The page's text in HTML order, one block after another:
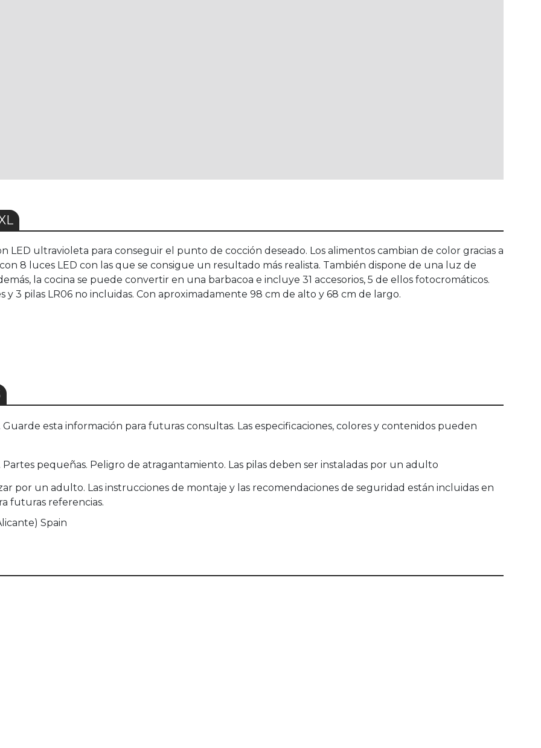
LED ultravioleta para conseguir el punto de cocción deseado. Los alimentos cambian de color gracias a
8 luces LED con las que se consigue un resultado más realista. También dispone de una luz de
la cocina se puede convertir en una barbacoa e incluye 31 accesorios, 5 de ellos fotocromáticos.
y 3 pilas LR06 no incluidas. Con aproximadamente 98 cm de alto y 68 cm de largo.
esta información para futuras consultas. Las especificaciones, colores y contenidos pueden
Partes pequeñas. Peligro de atragantamiento. Las pilas deben ser instaladas por un adulto
por un adulto. Las instrucciones de montaje y las recomendaciones de seguridad están incluidas en
futuras referencias.
Spain